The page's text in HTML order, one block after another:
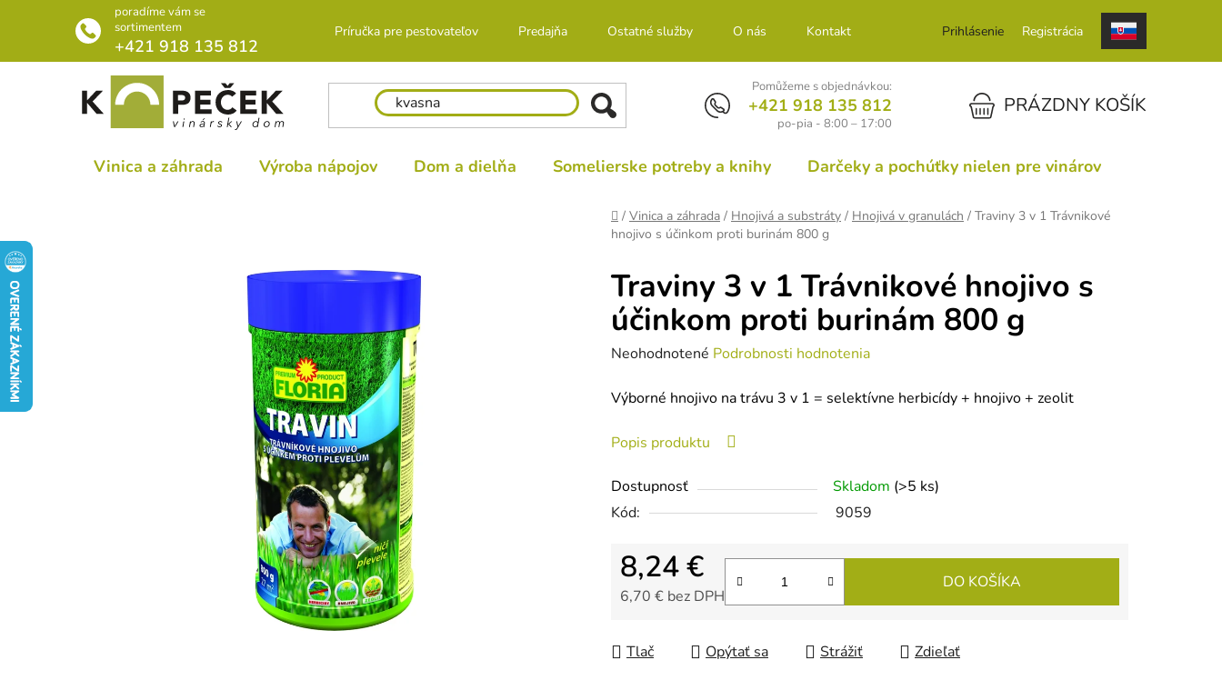
poradíme vám se
sortimentem
+421 918 135 812
Príručka pre pestovateľov Predajňa Ostatné služby O nás Kontakt Prihlásenie Registrácia
Pomůžeme s objednávkou:
+421 918 135 812
po-pia - 8:00 – 17:00
NÁKUPNÝ KOŠÍKPRÁZDNY KOŠÍK
Vinica a záhrada Výroba nápojov Dom a dielňa Somelierske potreby a knihy Darčeky a pochúťky nielen pre vinárov
Domov
/ Vinica a záhrada / Hnojivá a substráty / Hnojivá v granulách / Traviny 3 v 1 Trávnikové
hnojivo s účinkom proti burinám 800 g
Traviny 3 v 1 Trávnikové hnojivo s
účinkom proti burinám 800 g
Priemerné
produktu
0,0
z
hviezdičiek.
Neohodnotené Podrobnosti hodnotenia
Výborné hnojivo na trávu 3 v 1 = selektívne herbicídy + hnojivo + zeolit
Popis produktu
Dostupnosť Skladom (>5 ks)
Kód:
9059
8,24 €
6,70 € bez DPH
DO KOŠÍKA
Tlač Opýtať sa Strážiť Zdieľať